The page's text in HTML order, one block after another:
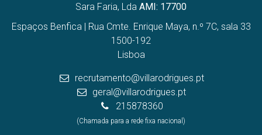
Sara Faria, Lda AMI: 17700
Espaços Benfica | Rua Cmte. Enrique Maya, n.º 7C, sala 33
1500-192
Lisboa
recrutamento@villarodrigues.pt
geral@villarodrigues.pt
215878360
(Chamada para a rede fixa nacional)